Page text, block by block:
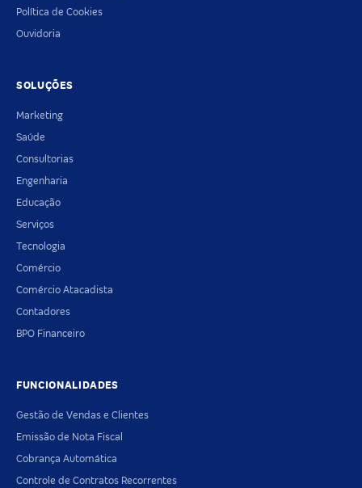
Política de Cookies
Ouvidoria
SOLUÇÕES
Marketing
Saúde
Consultorias
Engenharia
Educação
Serviços
Tecnologia
Comércio
Comércio Atacadista
Contadores
BPO Financeiro
FUNCIONALIDADES
Gestão de Vendas e Clientes
Emissão de Nota Fiscal
Cobrança Automática
Controle de Contratos Recorrentes